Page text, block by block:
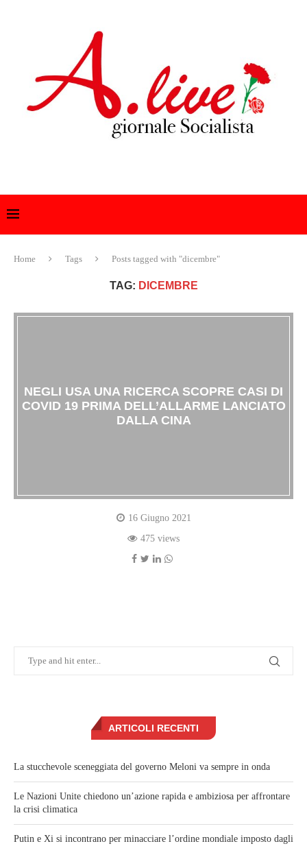
Home Tags Posts tagged with "dicembre"
TAG: DICEMBRE
NEGLI USA UNA RICERCA SCOPRE CASI DI
COVID 19 PRIMA DELL’ALLARME LANCIATO
DALLA CINA
16 Giugno 2021
475 views
ARTICOLI RECENTI
La stucchevole sceneggiata del governo Meloni va sempre in onda
Le Nazioni Unite chiedono un’azione rapida e ambiziosa per affrontare
la crisi climatica
Putin e Xi si incontrano per minacciare l’ordine mondiale imposto dagli